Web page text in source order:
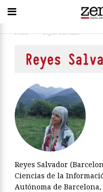
Inicio > Reyes Salvador
Reyes
Reyes Salvador
Ciencias de la
Autónoma de